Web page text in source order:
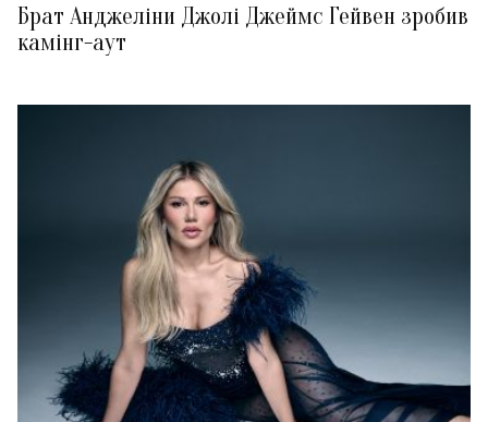
Брат Анджеліни Джолі Джеймс Гейвен зробив
камінг-аут